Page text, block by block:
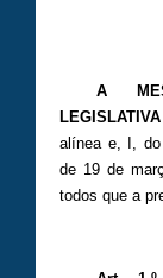
A
alínea e, I, do
de 19 de
todos que a